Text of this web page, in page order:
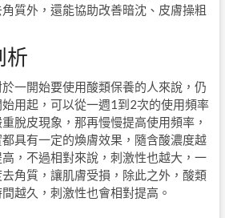
質外，還能協助改善暗沈、皮膚操粗
析
一開始要使用酸類保養的人來說，仍
用起，可以從一週1到2次的使用頻率
脫皮現象，那再慢慢提高使用頻率，
具有一定的煥膚效果，隨含酸濃度越
，不過相對來說，刺激性也越大，一
角質，讓肌膚受損，除此之外，酸類
越久，刺激性也會相對提高。